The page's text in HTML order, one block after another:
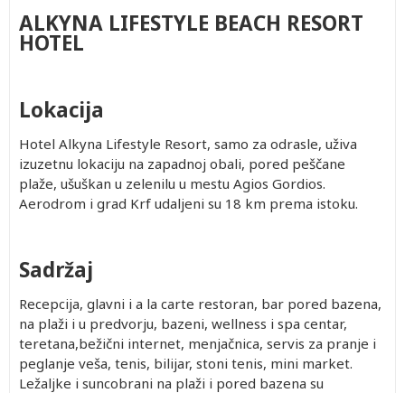
ALKYNA LIFESTYLE BEACH RESORT
HOTEL
Lokacija
Hotel Alkyna Lifestyle Resort, samo za odrasle, uživa
izuzetnu lokaciju na zapadnoj obali, pored peščane
plaže, ušuškan u zelenilu u mestu Agios Gordios.
Aerodrom i grad Krf udaljeni su 18 km prema istoku.
Sadržaj
Recepcija, glavni i a la carte restoran, bar pored bazena,
na plaži i u predvorju, bazeni, wellness i spa centar,
teretana,bežični internet, menjačnica, servis za pranje i
peglanje veša, tenis, bilijar, stoni tenis, mini market.
Ležaljke i suncobrani na plaži i pored bazena su